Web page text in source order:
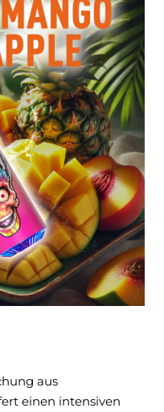
aus
einen intensiven